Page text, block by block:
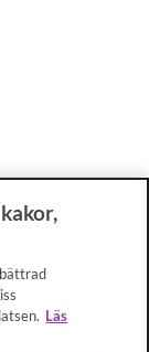
Läs